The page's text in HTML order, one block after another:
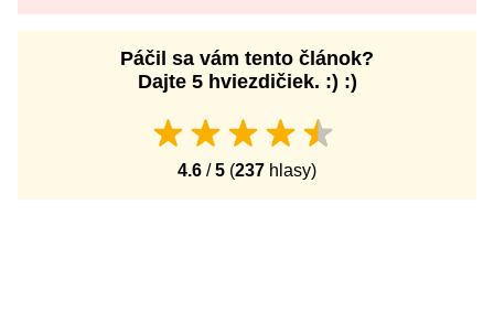
Páčil sa vám tento článok?
Dajte 5 hviezdičiek. :) :)
4.6 /5 (237 hlasy)